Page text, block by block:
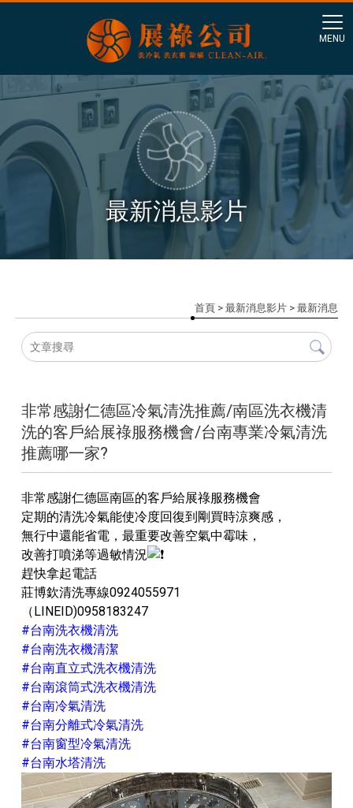
最新消息影片
首頁 >最新消息影片 >最新消息
非常感謝仁德區冷氣清洗推薦/南區洗衣機清
洗的客戶給展祿服務機會/台南專業冷氣清洗
推薦哪一家?
非常感謝仁德區南區的客戶給展祿服務機會
定期的清洗冷氣能使冷度回復到剛買時涼爽感，
無行中還能省電，最重要改善空氣中霉味，
改善打噴涕等過敏情況
趕快拿起電話
莊博欽清洗專線0924055971
（LINEID)0958183247
#台南洗衣機清洗
#台南洗衣機清潔
#台南直立式洗衣機清洗
#台南滾筒式洗衣機清洗
#台南冷氣清洗
#台南分離式冷氣清洗
#台南窗型冷氣清洗
#台南水塔清洗